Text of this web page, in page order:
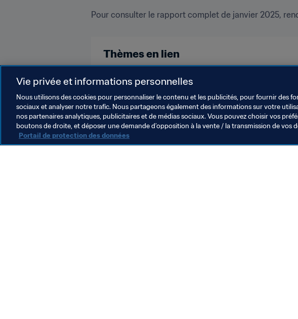
Pour consulter le rapport complet de janvier 2025,
Thèmes en lien
Football Féminin Système de transfert
Vie privée et informations personnelles
Nous utilisons des cookies pour personnaliser le contenu et les publicités, pour fournir des
sociaux et analyser notre trafic. Nous partageons également des informations sur votre
nos partenaires analytiques, publicitaires et de médias sociaux. Vous pouvez choisir vos
boutons de droite, et déposer une demande d’opposition à la vente / la transmission de vos
Portail de protection des données